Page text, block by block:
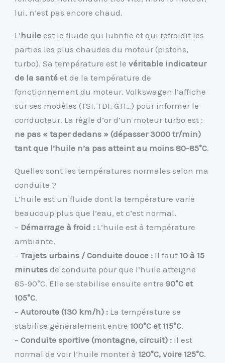
lui, n’est pas encore chaud.
L’huile est le fluide qui lubrifie et qui refroidit les
parties les plus chaudes du moteur (pistons,
turbo). Sa température est levéritable indicateur
de la santé et de la température de
fonctionnement du moteur. Volkswagen l’affiche
sur ses modèles (TSI, TDI, GTI…) pour informer le
conducteur. La règle d’or d’un moteur turbo est :
ne pas « taper dedans » (dépasser 3000 tr/min)
tant que l’huile n’a pas atteint au moins 80-85°C.
Quelles sont les températures normales selon ma
conduite ?
L’huile est un fluide dont la température varie
beaucoup plus que l’eau, et c’est normal.
– Démarrage à froid : L’huile est à température
ambiante.
–Trajets urbains / Conduite douce : Il faut 10 à 15
minutes de conduite pour que l’huile atteigne
85-90°C. Elle se stabilise ensuite entre90°C et
105°C.
–Autoroute (130 km/h) : La température se
stabilise généralement entre 100°C et 115°C.
–Conduite sportive (montagne, circuit) : Il est
normal de voir l’huile monter à 120°C, voire 125°C.